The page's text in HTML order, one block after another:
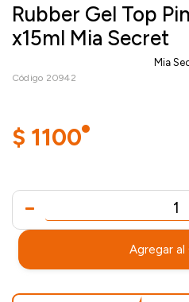
Rubber Gel Top
x15ml Mia Secret
Mia
Código 20942
$ 1100
Agregar al